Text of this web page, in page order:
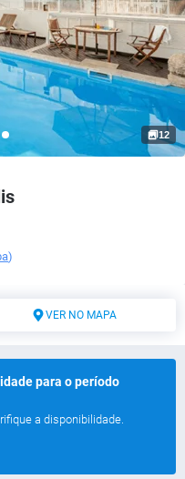
)
12
VER NO MAPA
para o período
a disponibilidade.